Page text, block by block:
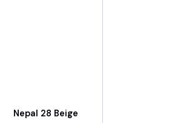
Nepal 28 Beige